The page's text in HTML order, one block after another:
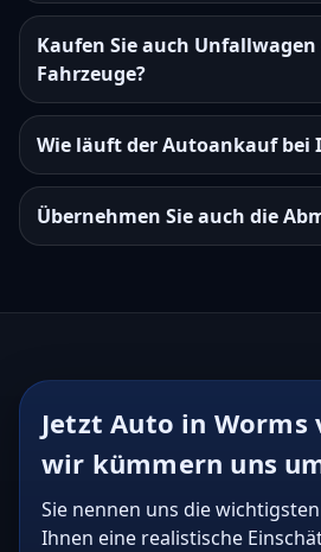
Kaufen Sie auch
Fahrzeuge?
Wie läuft der Autoankauf bei
Übernehmen Sie auch die
Jetzt Auto in Worms
wir kümmern uns
Sie nennen uns die
Ihnen eine realistische